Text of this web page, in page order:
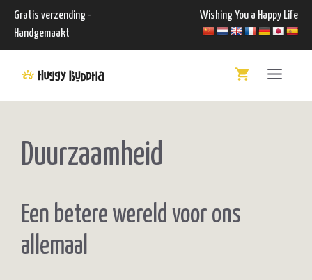
naar
inhoud
Gratis verzending -
Handgemaakt
Wishing You a Happy Life
Menu
Duurzaamheid
Een betere wereld voor ons
allemaal